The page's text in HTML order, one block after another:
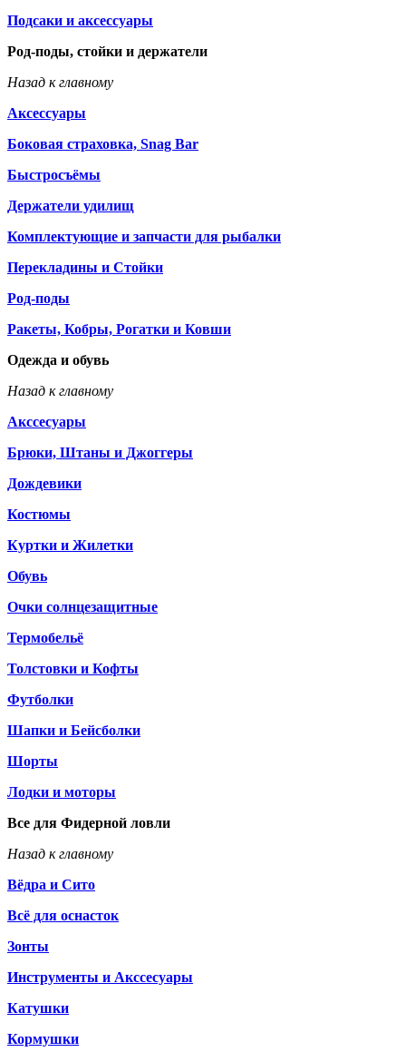
Подсаки и аксессуары
Род-поды, стойки и держатели
Назад к главному
Аксессуары
Боковая страховка, Snag Bar
Быстросъёмы
Держатели удилищ
Комплектующие и запчасти для рыбалки
Перекладины и Стойки
Род-поды
Ракеты, Кобры, Рогатки и Ковши
Одежда и обувь
Назад к главному
Акссесуары
Брюки, Штаны и Джоггеры
Дождевики
Костюмы
Куртки и Жилетки
Обувь
Очки солнцезащитные
Термобельё
Толстовки и Кофты
Футболки
Шапки и Бейсболки
Шорты
Лодки и моторы
Все для Фидерной ловли
Назад к главному
Вёдра и Сито
Всё для оснасток
Зонты
Инструменты и Акссесуары
Катушки
Кормушки